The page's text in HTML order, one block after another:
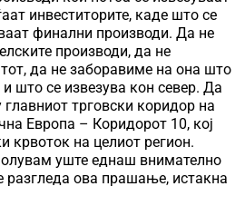
инвеститорите, каде што се
финални производи. Да не
производи, да не
да не заборавиме на она што
и што се извезува кон север. Да
трговски коридор на
Европа – Коридорот 10, кој
крвоток на целиот регион.
уште еднаш внимателно
разгледа ова прашање, истакна